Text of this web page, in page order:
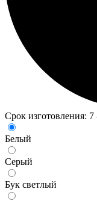
Срок изготовления:
Белый
Серый
Бук светлый